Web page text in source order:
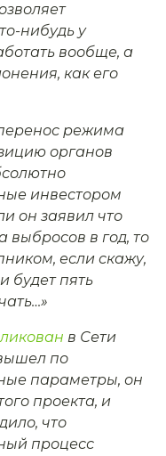
нибудь у
вообще, а
как его
режима
органов
инвестором
он заявил что
выбросов в год, то
если скажу,
будет пять
в Сети
по
параметры, он
проекта, и
что
процесс